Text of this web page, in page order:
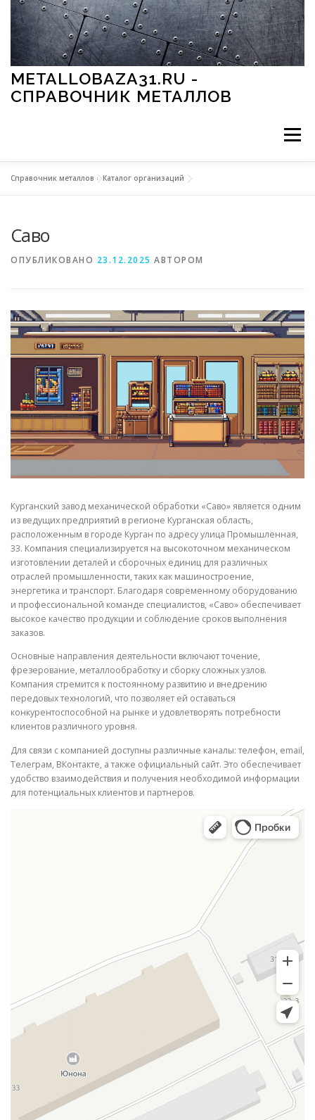
Перейти к содержимому
METALLOBAZA31.RU -
СПРАВОЧНИК МЕТАЛЛОВ
Меню
МЕТАЛЛЫ И ОКРУЖАЮЩАЯ СРЕДА
СВОЙСТВА МЕТАЛЛОВ
СТАТЬИ
Справочник металлов »Каталог организаций
Саво
ОПУБЛИКОВАНО 23.12.2025 АВТОРОМ
Курганский завод механической обработки «Саво» является одним
из ведущих предприятий в регионе Курганская область,
расположенным в городе Курган по адресу улица Промышленная,
33. Компания специализируется на высокоточном механическом
изготовлении деталей и сборочных единиц для различных
отраслей промышленности, таких как машиностроение,
энергетика и транспорт. Благодаря современному оборудованию
и профессиональной команде специалистов, «Саво» обеспечивает
высокое качество продукции и соблюдение сроков выполнения
заказов.
Основные направления деятельности включают точение,
фрезерование, металлообработку и сборку сложных узлов.
Компания стремится к постоянному развитию и внедрению
передовых технологий, что позволяет ей оставаться
конкурентоспособной на рынке и удовлетворять потребности
клиентов различного уровня.
Для связи с компанией доступны различные каналы: телефон, email,
Телеграм, ВКонтакте, а также официальный сайт. Это обеспечивает
удобство взаимодействия и получения необходимой информации
для потенциальных клиентов и партнеров.